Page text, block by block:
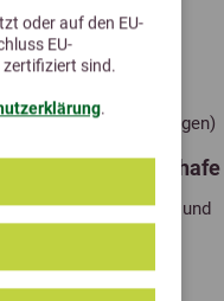
oder auf den EU-
EU-
zertifiziert sind.
.
3,0 (2 Bewertungen)
Ursonne Schafe
für Schafe und
ab 57,78 €